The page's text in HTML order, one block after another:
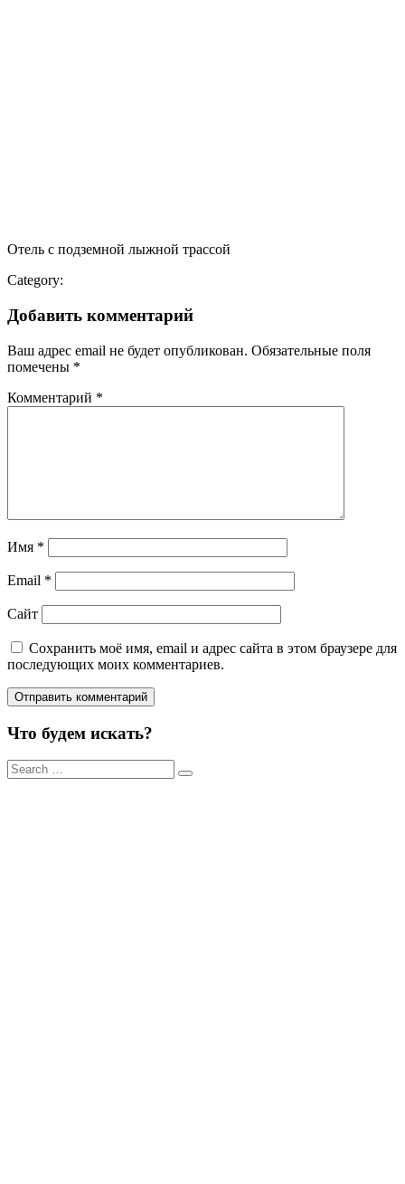
Отель с подземной лыжной трассой
Category:
Добавить комментарий
Ваш адрес email не будет опубликован. Обязательные поля
помечены *
Комментарий *
Имя *
Email *
Сайт
Сохранить моё имя, email и адрес сайта в этом браузере для
последующих моих комментариев.
Что будем искать?
Результаты
поиска